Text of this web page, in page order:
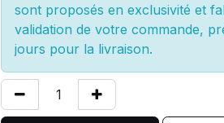
sont proposés en exclusivité et
validation de votre commande,
jours pour la livraison.